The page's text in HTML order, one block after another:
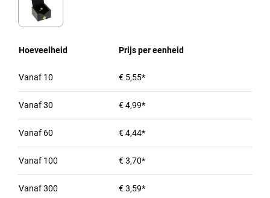
Hoeveelheid Prijs per eenheid
Vanaf 10 € 5,55*
Vanaf30 € 4,99*
Vanaf 60 € 4,44*
Vanaf 100 € 3,70*
Vanaf300 € 3,59*